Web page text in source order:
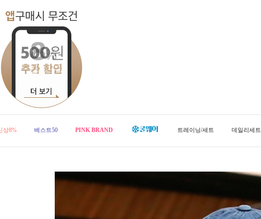
상8% 베스트50 PINK BRAND 트레이닝/세트 데일리세트